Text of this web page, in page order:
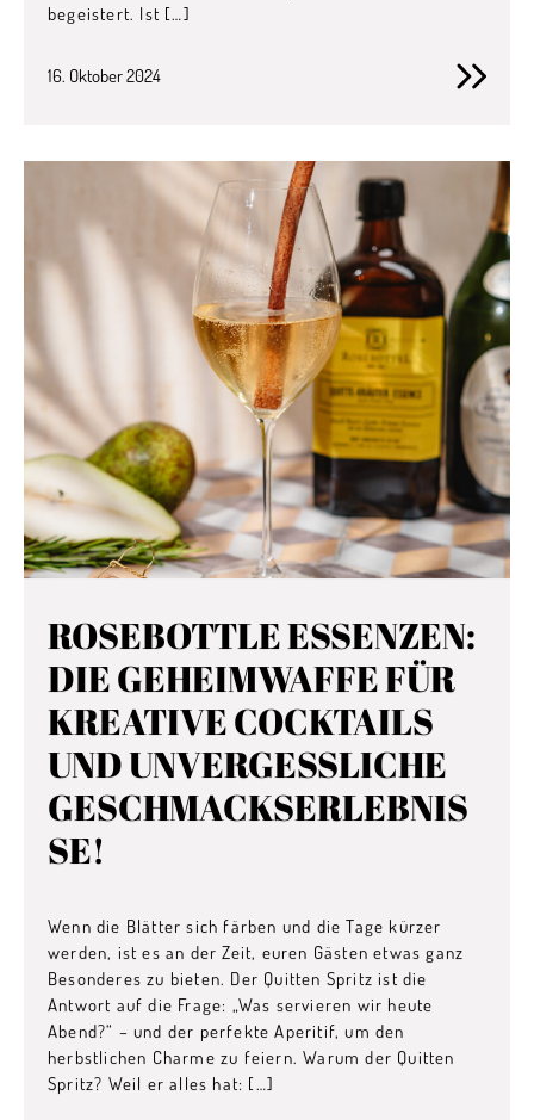
begeistert. Ist […]
16. Oktober 2024
ROSEBOTTLE ESSENZEN:
DIE GEHEIMWAFFE FÜR
KREATIVE COCKTAILS
UND UNVERGESSLICHE
GESCHMACKSERLEBNIS
SE!
Wenn die Blätter sich färben und die Tage kürzer
werden, ist es an der Zeit, euren Gästen etwas ganz
Besonderes zu bieten. Der Quitten Spritz ist die
Antwort auf die Frage: „Was servieren wir heute
Abend?“ – und der perfekte Aperitif, um den
herbstlichen Charme zu feiern. Warum der Quitten
Spritz? Weil er alles hat: […]